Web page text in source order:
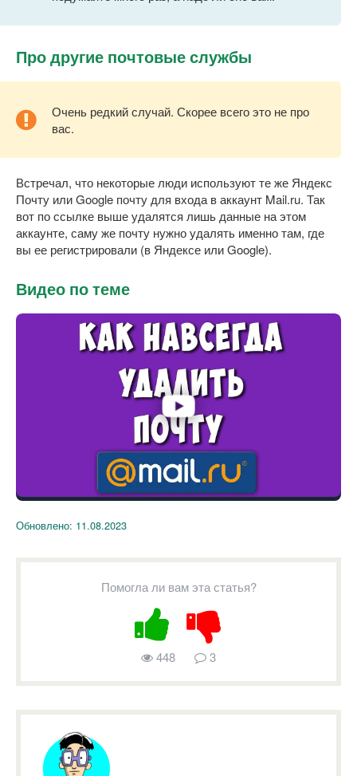
Про другие почтовые службы
Очень редкий случай. Скорее всего это не про
вас.
Встречал, что некоторые люди используют те же Яндекс
Почту или Google почту для входа в аккаунт Mail.ru. Так
вот по ссылке выше удалятся лишь данные на этом
аккаунте, саму же почту нужно удалять именно там, где
вы ее регистрировали (в Яндексе или Google).
Видео по теме
Обновлено: 11.08.2023
Помогла ли вам эта статья?
448 3